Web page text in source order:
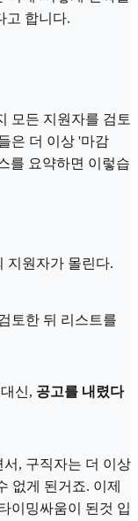
고 합니다.
모든 지원자를 검토
은 더 이상 '마감
를 요약하면 이렇습
지원자가 몰린다.
토한 뒤 리스트를
신, 공고를 내렸다
, 구직자는 더 이상
없게 된거죠. 이제
이밍싸움이 된것 입